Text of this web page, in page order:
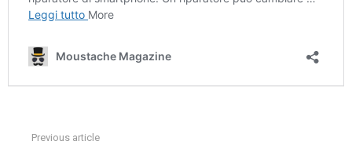
Previous article